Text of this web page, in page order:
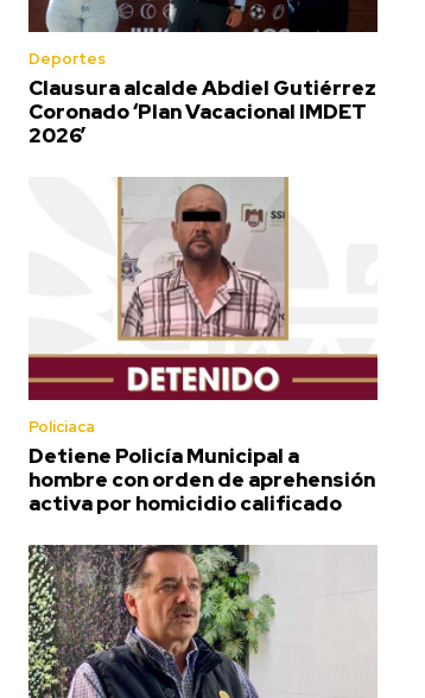
Deportes
Clausura alcalde Abdiel Gutiérrez
Coronado ‘Plan Vacacional IMDET
2026’
Policiaca
Detiene Policía Municipal a
hombre con orden de aprehensión
activa por homicidio calificado